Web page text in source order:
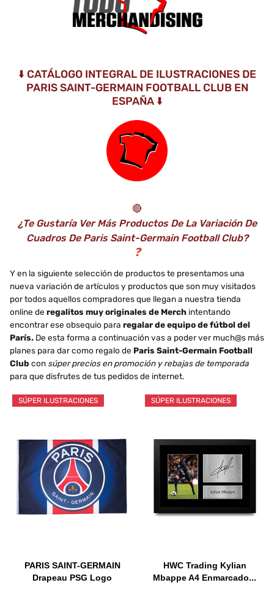
⬇️ CATÁLOGO INTEGRAL DE ILUSTRACIONES DE
PARIS SAINT-GERMAIN FOOTBALL CLUB EN
ESPAÑA ⬇️
🔴
¿Te Gustaría Ver Más Productos De La Variación De
Cuadros De Paris Saint-Germain Football Club?
❓
Y en la siguiente selección de productos te presentamos una
nueva variación de artículos y productos que son muy visitados
por todos aquellos compradores que llegan a nuestra tienda
online de regalitos muy originales de Merch intentando
encontrar ese obsequio para regalar de equipo de fútbol del
París. De esta forma a continuación vas a poder ver much@s más
planes para dar como regalo de Paris Saint-Germain Football
Club con súper precios en promoción y rebajas de temporada
para que disfrutes de tus pedidos de internet.
SÚPER ILUSTRACIONES
PARIS SAINT-GERMAIN
Drapeau PSG Logo
SÚPER ILUSTRACIONES
HWC Trading Kylian
Mbappe A4 Enmarcado...